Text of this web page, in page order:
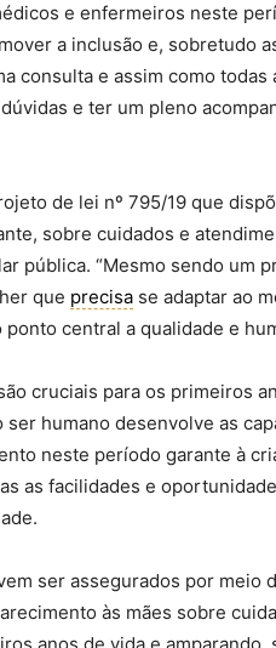
e enfermeiros neste
a inclusão e, sobretudo
consulta e assim como
e ter um pleno
de lei nº 795/19 que
sobre cuidados e
pública. “Mesmo sendo um
que precisa se adaptar ao
central a qualidade e
cruciais para os primeiros
humano desenvolve as
neste período garante à
as facilidades e
ser assegurados por meio
às mães sobre